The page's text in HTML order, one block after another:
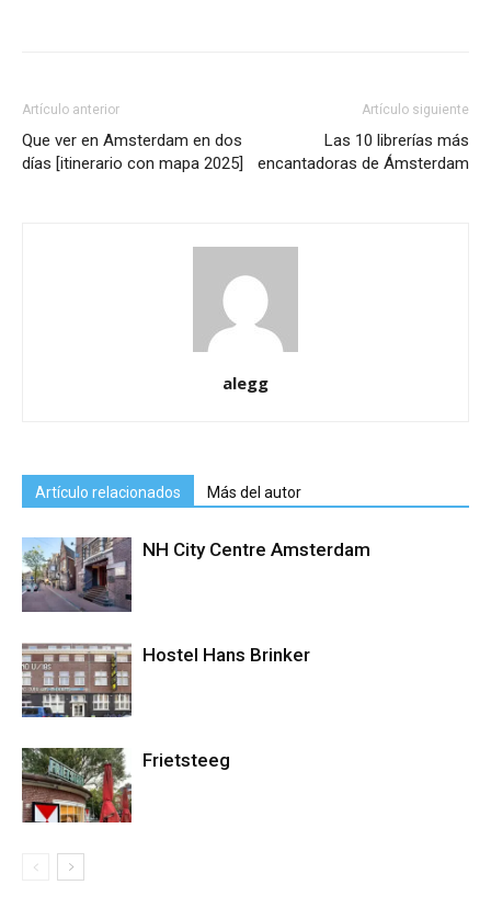
Artículo anterior
Que ver en Amsterdam en dos
días [itinerario con mapa 2025]
Artículo siguiente
Las 10 librerías más
encantadoras de Ámsterdam
alegg
Artículo relacionados Más del autor
NH City Centre Amsterdam
Hostel Hans Brinker
Frietsteeg